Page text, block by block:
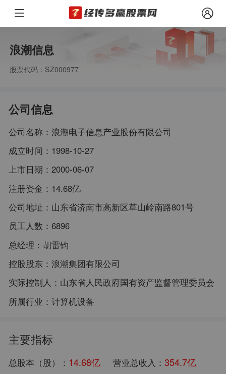
浪潮信息
股票代码：SZ000977
公司信息
公司名称： 浪潮电子信息产业股份有限公司
成立时间： 1998-10-27
上市日期： 2000-06-07
注册资金： 14.68亿
公司地址： 山东省济南市高新区草山岭南路801号
员工人数： 6896
总经理： 胡雷钧
控股股东： 浪潮集团有限公司
实际控制人： 山东省人民政府国有资产监督管理委员会
所属行业： 计算机设备
主要指标
总股本（股）： 14.68亿 营业总收入： 354.7亿